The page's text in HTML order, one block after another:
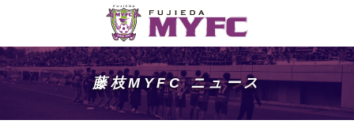
藤枝MYFC ニュース